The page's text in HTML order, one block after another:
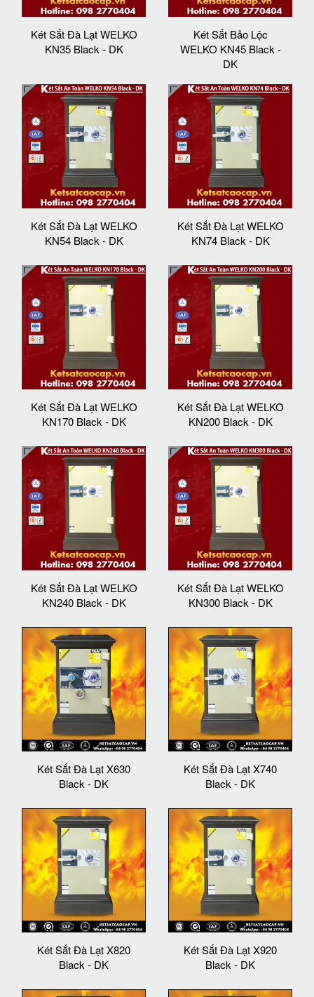
Két Sắt Đà Lạt WELKO
KN35 Black - DK
Két Sắt Bảo Lộc
WELKO KN45 Black -
DK
Két Sắt Đà Lạt WELKO
KN54 Black - DK
Két Sắt Đà Lạt WELKO
KN74 Black - DK
Két Sắt Đà Lạt WELKO
KN170 Black - DK
Két Sắt Đà Lạt WELKO
KN200 Black - DK
Két Sắt Đà Lạt WELKO
KN240 Black - DK
Két Sắt Đà Lạt WELKO
KN300 Black - DK
Két Sắt Đà Lạt X630
Black - DK
Két Sắt Đà Lạt X740
Black - DK
Két Sắt Đà Lạt X820
Black - DK
Két Sắt Đà Lạt X920
Black - DK